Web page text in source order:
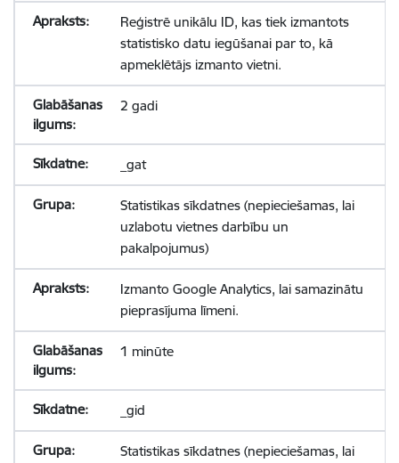
Reģistrē unikālu ID, kas tiek izmantots
statistisko datu iegūšanai par to, kā
apmeklētājs izmanto vietni.
2 gadi
_gat
Statistikas sīkdatnes (nepieciešamas, lai
uzlabotu vietnes darbību un
pakalpojumus)
Izmanto Google Analytics, lai samazinātu
pieprasījuma līmeni.
1 minūte
_gid
Statistikas sīkdatnes (nepieciešamas, lai